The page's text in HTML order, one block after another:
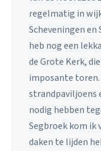
regelmatig in
Scheveningen en
heb nog een
de Grote Kerk,
imposante toren.
strandpaviljoens
nodig hebben
Segbroek kom ik
daken te lijden